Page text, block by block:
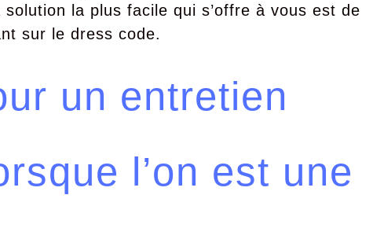
la plus facile qui s’offre à vous est de
sur le dress code.
un entretien
l’on est une